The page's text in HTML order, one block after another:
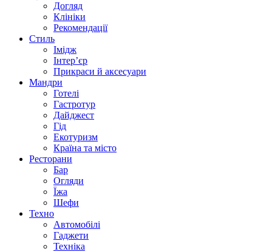
Догляд
Клініки
Рекомендації
Стиль
Імідж
Інтер’єр
Прикраси й аксесуари
Мандри
Готелі
Гастротур
Дайджест
Гід
Екотуризм
Країна та місто
Ресторани
Бар
Огляди
Їжа
Шефи
Техно
Автомобілі
Гаджети
Техніка